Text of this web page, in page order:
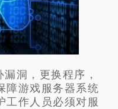
洞，更换程序，
障游戏服务器系统
工作人员必须对服